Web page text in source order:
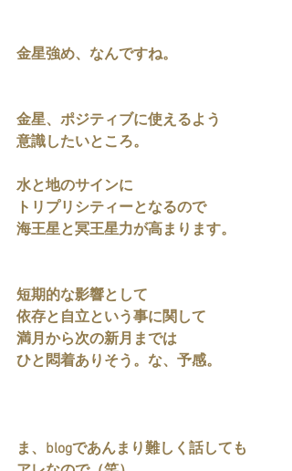
金星強め、なんですね。
金星、ポジティブに使えるよう
意識したいところ。
水と地のサインに
トリプリシティーとなるので
海王星と冥王星力が高まります。
短期的な影響として
依存と自立という事に関して
満月から次の新月までは
ひと悶着ありそう。な、予感。
ま、blogであんまり難しく話しても